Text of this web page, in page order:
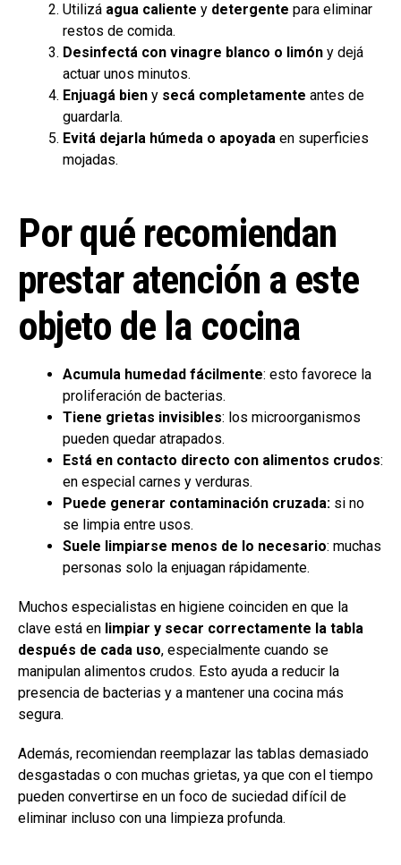
Utilizá agua caliente y detergente para eliminar
restos de comida.
Desinfectá con vinagre blanco o limón y dejá
actuar unos minutos.
Enjuagá bien y secá completamente antes de
guardarla.
Evitá dejarla húmeda o apoyada en superficies
mojadas.
Por qué recomiendan
prestar atención a este
objeto de la cocina
Acumula humedad fácilmente: esto favorece la
proliferación de bacterias.
Tiene grietas invisibles: los microorganismos
pueden quedar atrapados.
Está en contacto directo con alimentos crudos:
en especial carnes y verduras.
Puede generar contaminación cruzada: si no
se limpia entre usos.
Suele limpiarse menos de lo necesario: muchas
personas solo la enjuagan rápidamente.
Muchos especialistas en higiene coinciden en que la
clave está en limpiar y secar correctamente la tabla
después de cada uso, especialmente cuando se
manipulan alimentos crudos. Esto ayuda a reducir la
presencia de bacterias y a mantener una cocina más
segura.
Además, recomiendan reemplazar las tablas demasiado
desgastadas o con muchas grietas, ya que con el tiempo
pueden convertirse en un foco de suciedad difícil de
eliminar incluso con una limpieza profunda.